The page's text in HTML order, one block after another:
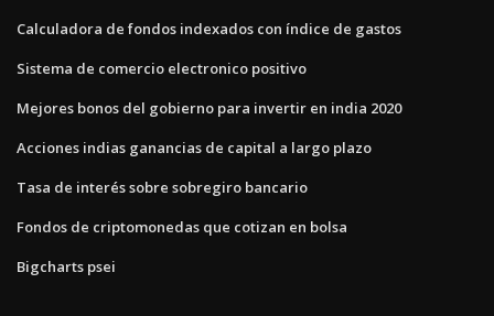
Calculadora de fondos indexados con índice de gastos
Sistema de comercio electronico positivo
Mejores bonos del gobierno para invertir en india 2020
Acciones indias ganancias de capital a largo plazo
Tasa de interés sobre sobregiro bancario
Fondos de criptomonedas que cotizan en bolsa
Bigcharts psei